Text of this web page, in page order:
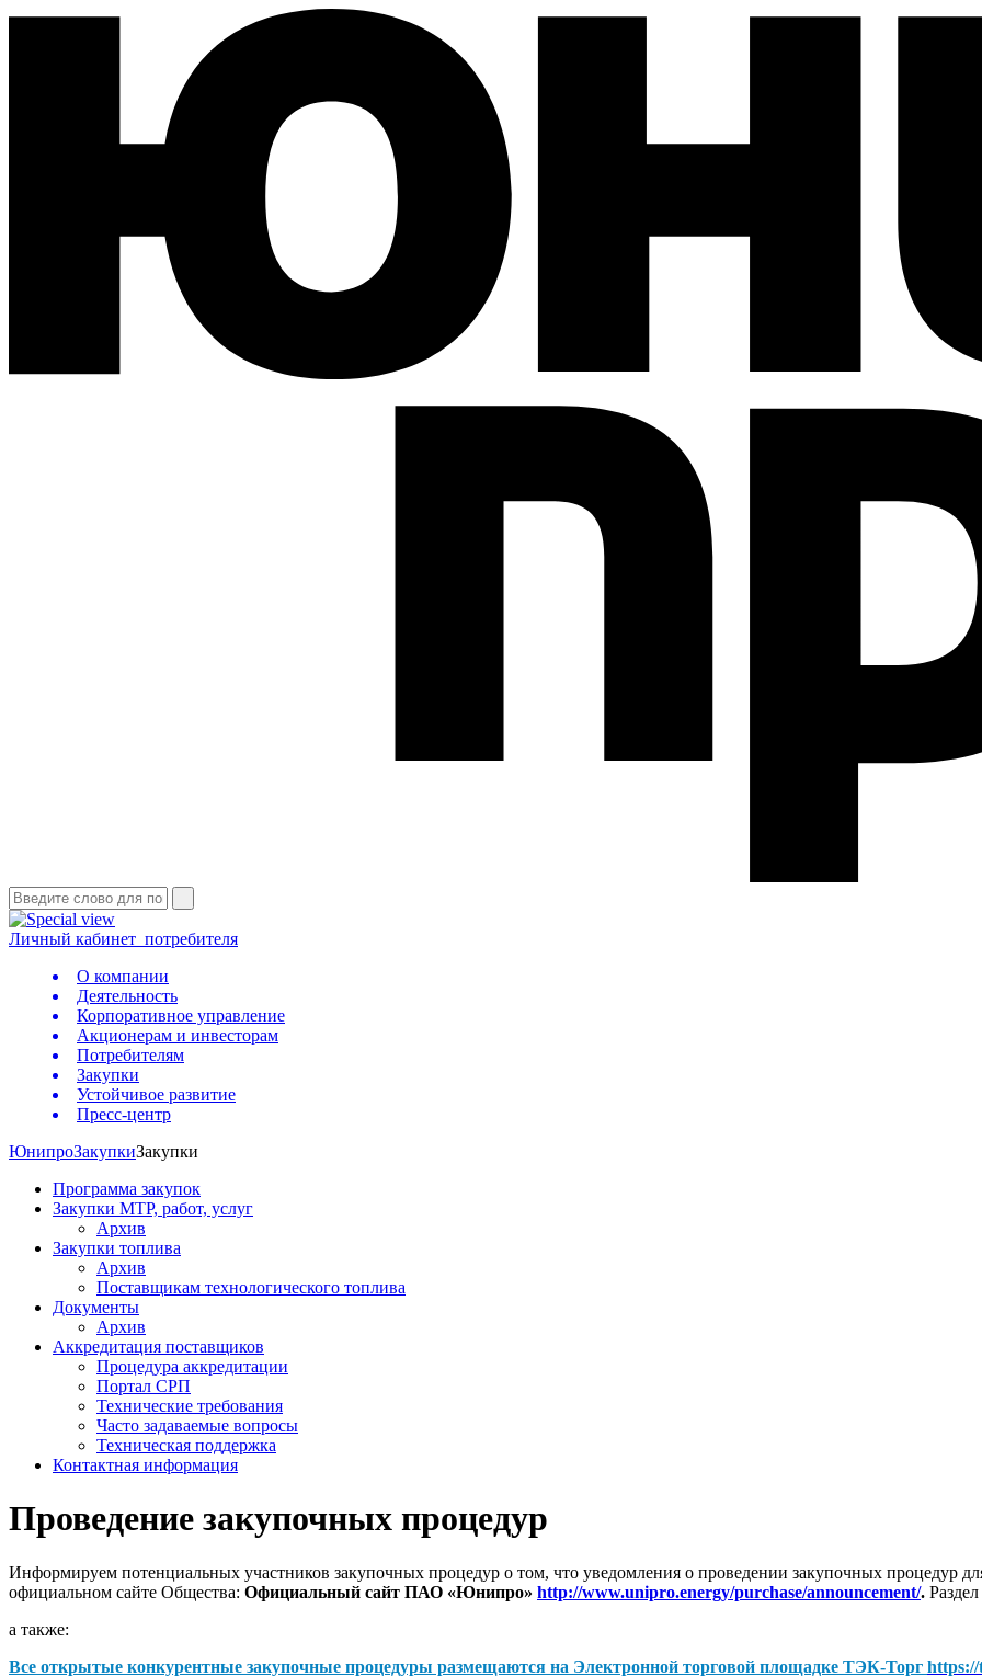
Личный кабинет потребителя
О компании
Деятельность
Корпоративное управление
Акционерам и инвесторам
Потребителям
Закупки
Устойчивое развитие
Пресс-центр
ЮнипроЗакупкиЗакупки
Программа закупок
Закупки МТР, работ, услуг
Архив
Закупки топлива
Архив
Поставщикам технологического топлива
Документы
Архив
Аккредитация поставщиков
Процедура аккредитации
Портал СРП
Технические требования
Часто задаваемые вопросы
Техническая поддержка
Контактная информация
Проведение закупочных процедур
Информируем потенциальных участников закупочных процедур о том, что уведомления о проведении закупочных
официальном сайте Общества: Официальный сайт ПАО «Юнипро» http://www.unipro.energy/purchase/announcement/.
а также:
Все открытые конкурентные закупочные процедуры размещаются на Электронной торговой площадке ТЭК-Торг